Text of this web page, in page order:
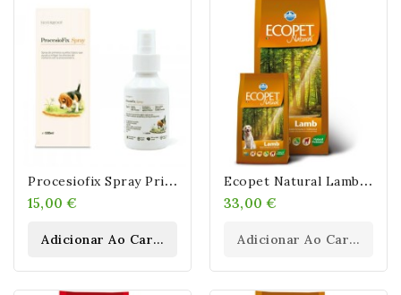
P
Rocesiofix Spray Primeros Auxilios Contra Procesionaria En Perros
15,00 €
Adicionar Ao Carrinho
E
Copet Natural Lamb 12kg
33,00 €
Adicionar Ao Carrinho